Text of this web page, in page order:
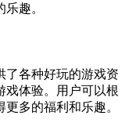
趣。
了各种好玩的游戏资
戏体验。用户可以根
多的福利和乐趣。